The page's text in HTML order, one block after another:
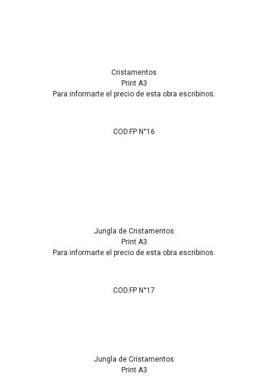
Cristamentos
Print A3
Para informarte el precio de esta obra escribinos.
COD.FP N°16
Jungla de Cristamentos
Print A3
Para informarte el precio de esta obra escribinos.
COD.FP N°17
Jungla de Cristamentos
Print A3